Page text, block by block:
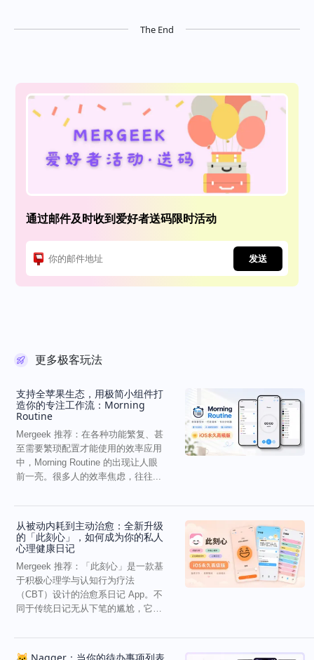
The End
通过邮件及时收到爱好者送码限时活动
发送
更多极客玩法
支持全苹果生态，用极简小组件打
造你的专注工作流：Morning
Routine
Mergeek 推荐：在各种功能繁复、甚
至需要繁琐配置才能使用的效率应用
中，Morning Routine 的出现让人眼
前一亮。很多人的效率焦虑，往往...
从被动内耗到主动治愈：全新升级
的「此刻心」，如何成为你的私人
心理健康日记
Mergeek 推荐：「此刻心」是一款基
于积极心理学与认知行为疗法
（CBT）设计的治愈系日记 App。不
同于传统日记无从下笔的尴尬，它通